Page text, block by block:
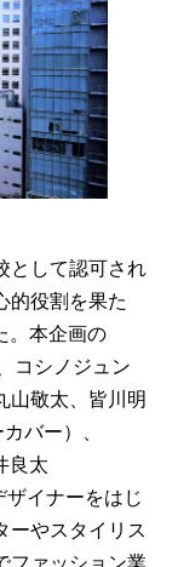
として認可され
的役割を果た
。本企画の
コシノジュン
山敬太、皆川明
バー）、
良太
ザイナーをはじ
ーやスタイリス